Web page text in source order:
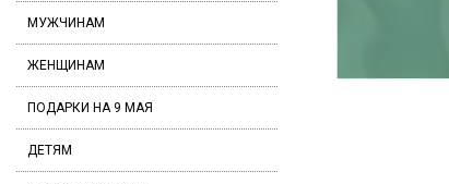
МУЖЧИНАМ
ЖЕНЩИНАМ
ПОДАРКИ НА 9 МАЯ
ДЕТЯМ